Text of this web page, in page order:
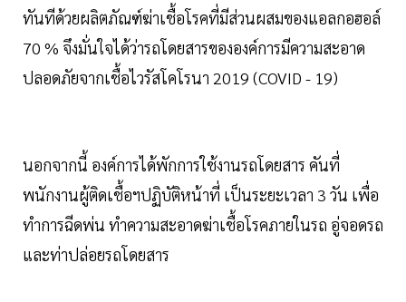
ทันทีด้วยผลิตภัณฑ์ฆ่าเชื้อโรคที่มีส่วนผสมของแอลกอฮอล์
70 % จึงมั่นใจได้ว่ารถโดยสารขององค์การมีความสะอาด
ปลอดภัยจากเชื้อไวรัสโคโรนา 2019 (COVID - 19)
นอกจากนี้ องค์การได้พักการใช้งานรถโดยสาร คันที่
พนักงานผู้ติดเชื้อฯปฏิบัติหน้าที่ เป็นระยะเวลา 3 วัน เพื่อ
ทำการฉีดพ่น ทำความสะอาดฆ่าเชื้อโรคภายในรถ อู่จอดรถ
และท่าปล่อยรถโดยสาร